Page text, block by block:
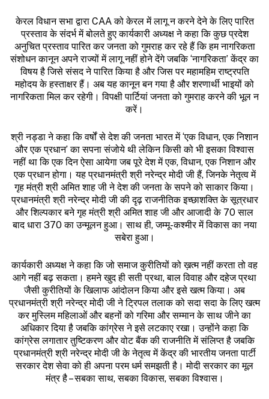
केरल विधान सभा द्वारा CAA को केरल में लागू न करने देने के लिए पारित
प्रस्ताव के संदर्भ में बोलते हुए कार्यकारी अध्यक्ष ने कहा कि कुछ प्रदेश
अनुचित प्रस्ताव पारित कर जनता को गुमराह कर रहे हैं कि हम नागरिकता
संशोधन कानून अपने राज्यों में लागू नहीं होने देंगे जबकि ‘नागरिकता’ केंद्र का
विषय है जिसे संसद ने पारित किया है और जिस पर महामहिम राष्ट्रपति
महोदय के हस्ताक्षर हैं। अब यह कानून बन गया है और शरणार्थी भाइयों को
नागरिकता मिल कर रहेगी। विपक्षी पार्टियां जनता को गुमराह करने की भूल न
करें।
श्री नड्डा ने कहा कि वर्षों से देश की जनता भारत में ‘एक विधान, एक निशान
और एक प्रधान’ का सपना संजोये थी लेकिन किसी को भी इसका विश्वास
नहीं था कि एक दिन ऐसा आयेगा जब पूरे देश में एक, विधान, एक निशान और
एक प्रधान होगा। यह प्रधानमंत्री श्री नरेन्द्र मोदी जी हैं, जिनके नेतृत्व में
गृह मंत्री श्री अमित शाह जी ने देश की जनता के सपने को साकार किया।
प्रधानमंत्री श्री नरेन्द्र मोदी जी की दृढ़ राजनीतिक इच्छाशक्ति के सूत्रधार
और शिल्पकार बने गृह मंत्री श्री अमित शाह जी और आजादी के 70 साल
बाद धारा 370 का उन्मूलन हुआ। साथ ही, जम्मू-कश्मीर में विकास का नया
सबेरा हुआ।
कार्यकारी अध्यक्ष ने कहा कि जो समाज कुरीतियों को ख़त्म नहीं करता तो वह
आगे नहीं बढ़ सकता। हमने खुद ही सती प्रथा, बाल विवाह और दहेज प्रथा
जैसी कुरीतियों के खिलाफ आंदोलन किया और इसे खत्म किया। अब
प्रधानमंत्री श्री नरेन्द्र मोदी जी ने ट्रिपल तलाक को सदा सदा के लिए खत्म
कर मुस्लिम महिलाओं और बहनों को गरिमा और सम्मान के साथ जीने का
अधिकार दिया है जबकि कांग्रेस ने इसे लटकाए रखा। उन्होंने कहा कि
कांग्रेस लगातार तुष्टिकरण और वोट बैंक की राजनीति में संलिप्त है जबकि
प्रधानमंत्री श्री नरेन्द्र मोदी जी के नेतृत्व में केंद्र की भारतीय जनता पार्टी
सरकार देश सेवा को ही अपना परम धर्म समझती है। मोदी सरकार का मूल
मंत्र है – सबका साथ, सबका विकास, सबका विश्वास।